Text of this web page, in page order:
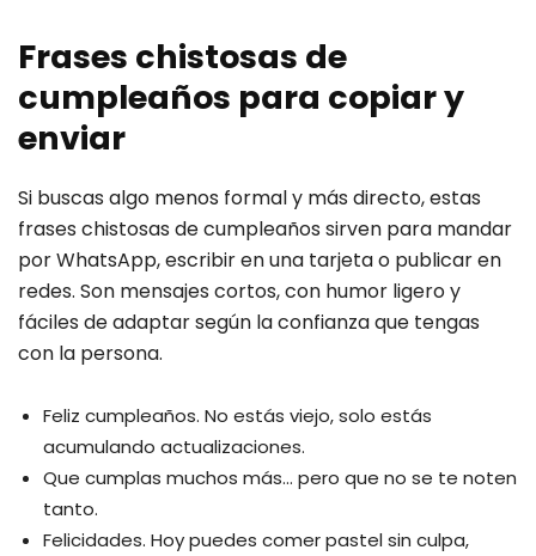
Frases chistosas de
cumpleaños para copiar y
enviar
Si buscas algo menos formal y más directo, estas
frases chistosas de cumpleaños sirven para mandar
por WhatsApp, escribir en una tarjeta o publicar en
redes. Son mensajes cortos, con humor ligero y
fáciles de adaptar según la confianza que tengas
con la persona.
Feliz cumpleaños. No estás viejo, solo estás
acumulando actualizaciones.
Que cumplas muchos más… pero que no se te noten
tanto.
Felicidades. Hoy puedes comer pastel sin culpa,